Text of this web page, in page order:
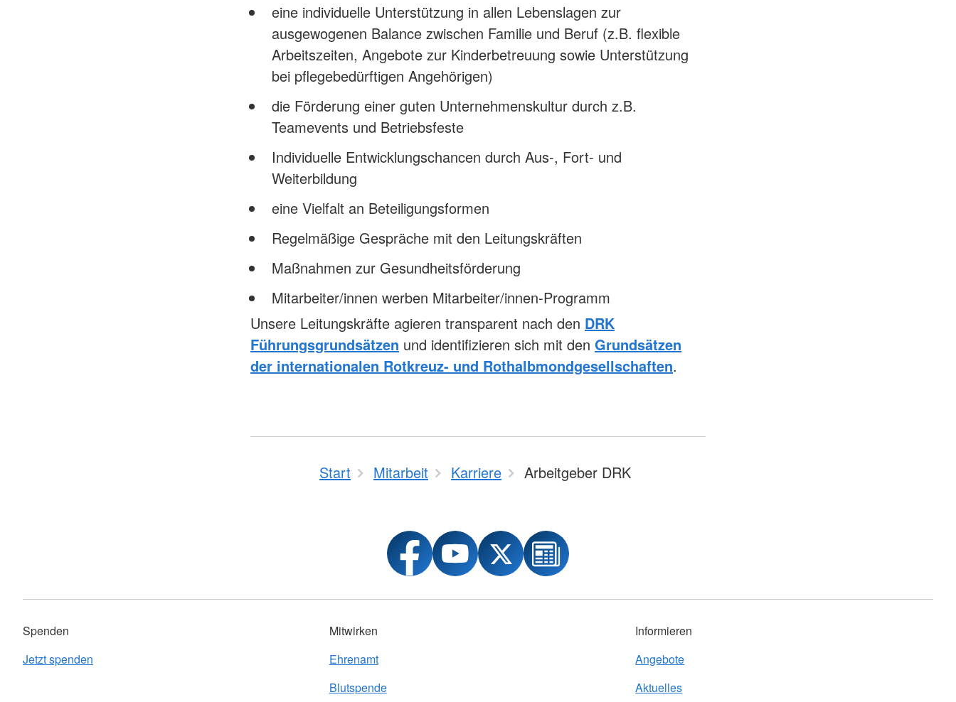
eine individuelle Unterstützung in allen Lebenslagen zur
ausgewogenen Balance zwischen Familie und Beruf (z.B. flexible
Arbeitszeiten, Angebote zur Kinderbetreuung sowie Unterstützung
bei pflegebedürftigen Angehörigen)
die Förderung einer guten Unternehmenskultur durch z.B.
Teamevents und Betriebsfeste
Individuelle Entwicklungschancen durch Aus-, Fort- und
Weiterbildung
eine Vielfalt an Beteiligungsformen
Regelmäßige Gespräche mit den Leitungskräften
Maßnahmen zur Gesundheitsförderung
Mitarbeiter/innen werben Mitarbeiter/innen-Programm
Unsere Leitungskräfte agieren transparent nach den DRK
Führungsgrundsätzen und identifizieren sich mit den Grundsätzen
der internationalen Rotkreuz- und Rothalbmondgesellschaften.
Start Mitarbeit Karriere Arbeitgeber DRK
Spenden
Jetzt spenden
Mitwirken
Ehrenamt
Blutspende
Informieren
Angebote
Aktuelles